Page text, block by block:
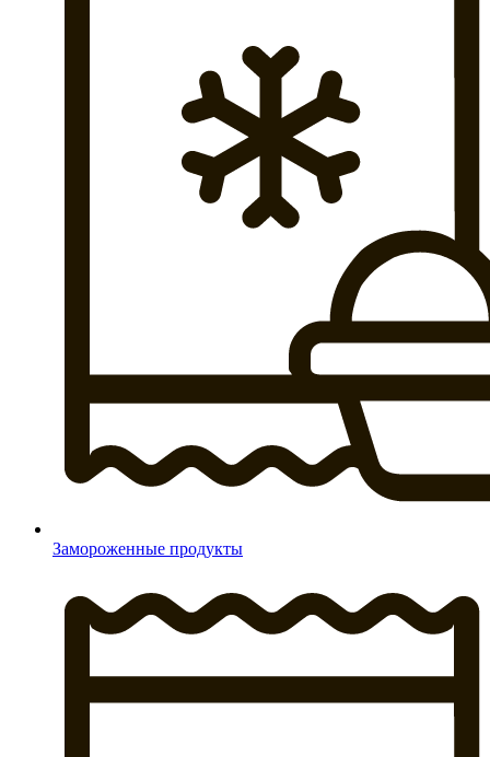
Замороженные продукты